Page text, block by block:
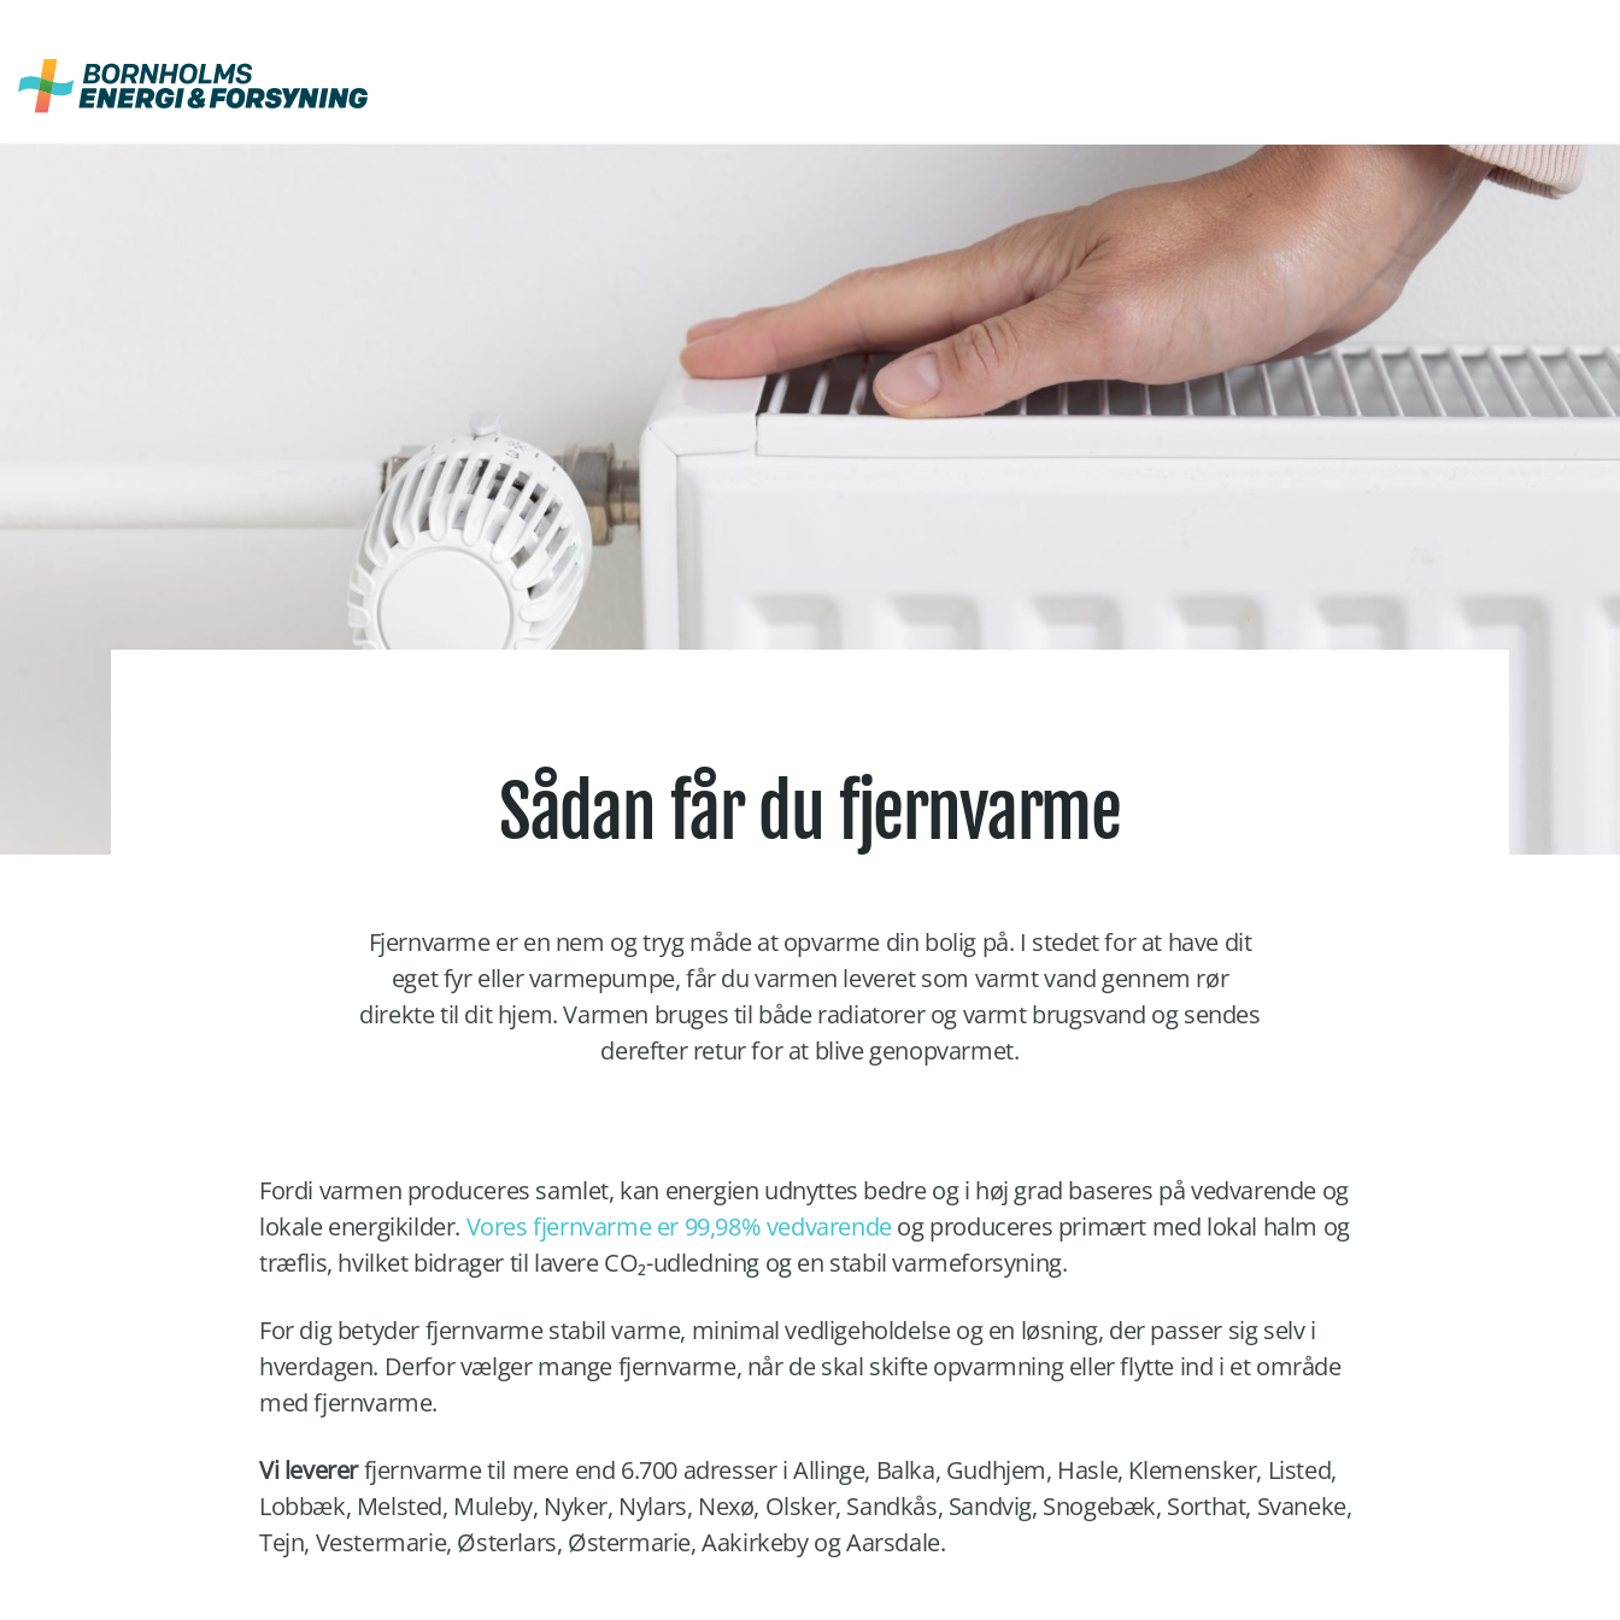
indhold
Sådan får du fjernvarme
Fjernvarme er en nem og tryg måde at opvarme din bolig på. I stedet for at have dit
eget fyr eller varmepumpe, får du varmen leveret som varmt vand gennem rør
direkte til dit hjem. Varmen bruges til både radiatorer og varmt brugsvand og sendes
derefter retur for at blive genopvarmet.
Fordi varmen produceres samlet, kan energien udnyttes bedre og i høj grad baseres på vedvarende og
lokale energikilder. Vores fjernvarme er 99,98% vedvarendeog produceres primært med lokal halm og
træflis, hvilket bidrager til lavere CO₂-udledning og en stabil varmeforsyning.
For dig betyder fjernvarme stabil varme, minimal vedligeholdelse og en løsning, der passer sig selv i
hverdagen. Derfor vælger mange fjernvarme, når de skal skifte opvarmning eller flytte ind i et område
med fjernvarme.
Vi levererfjernvarme til mere end 6.700 adresser i Allinge, Balka, Gudhjem, Hasle, Klemensker, Listed,
Lobbæk, Melsted, Muleby, Nyker, Nylars, Nexø, Olsker, Sandkås, Sandvig, Snogebæk, Sorthat, Svaneke,
Tejn, Vestermarie, Østerlars, Østermarie, Aakirkeby og Aarsdale.